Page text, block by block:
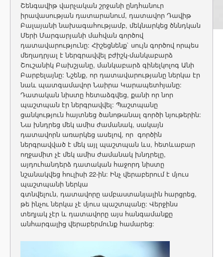
Շենգավիթ վարչական շրջանի ընդհանուր
իրավասության դատարանում, դատավոր Դավիթ
Բալայանի նախագահությամբ, մեկնարկեց ծննդկան
Մերի Մարգարյանի մահվան գործով
դատավարությունը: Հիշեցնենք` սույն գործով որպես
մեղադրյալ է ներգրավվել բժիշկ-մանկաբարձ
Շուշանիկ Բախշյանը, մանկաբարձ գինելկոլոգ Անի
Բարբելայնը: Նշենք, որ դատավարությանը ներկա էր
նաև պատգամավոր Նաիրա Կարապետհյանը:
Դատական նիստը հետաձգվեց, քանի որ նոր
պաշտպան էր ներգրավվել: Պաշտպանը
ցանկություն հայտնեց ծանոթանալ գործի նյութերին:
Նա խնդրեց մեկ ամիս ժամանակ, սակայն
դատավորն առարկեց ասելով, որ գործին
ներգրավված է մեկ այլ պաշտպան ևս, հետևաբար
ողջամիտ չէ մեկ ամիս ժամանակ խնդրելը,
այդուհանդերձ դատական հաջորդ նիստը
նշանակվեց հուլիսի 22-ին: Ինչ վերաբերում է մյուս
պաշտպանի ներկա
գտնվելուն, դատավորը ամբաստանյալին հարցրեց,
թե ինչու ներկա չէ մյուս պաշտպանը: Վերջինս
տեղյակ չէր և դատավորը այս հանգամանքը
անհարգալից վերաբերմունք համարեց: